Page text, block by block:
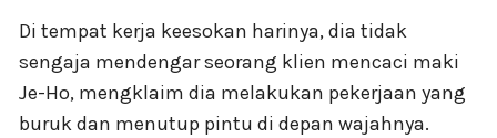
Di tempat kerja keesokan harinya, dia tidak
sengaja mendengar seorang klien mencaci maki
Je-Ho, mengklaim dia melakukan pekerjaan yang
buruk dan menutup pintu di depan wajahnya.